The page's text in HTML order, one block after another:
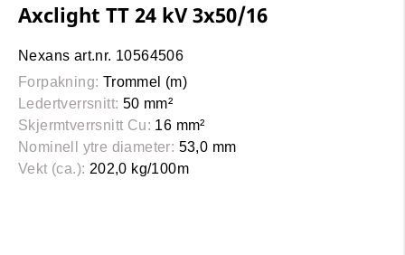
Axclight TT 24 kV 3x50/16
Nexans art.nr. 10564506
Forpakning: Trommel (m)
Ledertverrsnitt: 50 mm²
Skjermtverrsnitt Cu: 16 mm²
Nominell ytre diameter: 53,0 mm
Vekt (ca.): 202,0 kg/100m